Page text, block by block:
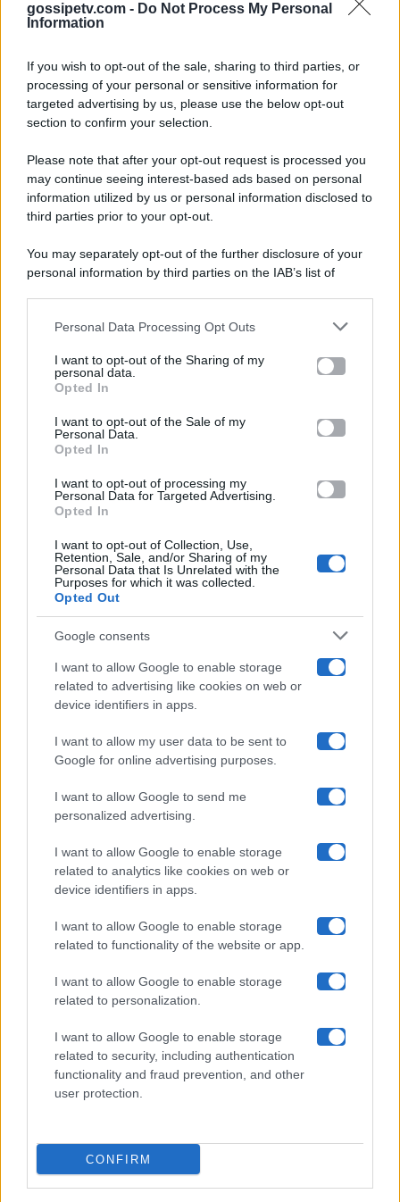
gossipetv.com - Do Not Process My Personal
Information
If you wish to opt-out of the sale, sharing to third parties, or
processing of your personal or sensitive information for
targeted advertising by us, please use the below opt-out
section to confirm your selection.
Please note that after your opt-out request is processed you
may continue seeing interest-based ads based on personal
information utilized by us or personal information disclosed to
third parties prior to your opt-out.
You may separately opt-out of the further disclosure of your
personal information by third parties on the IAB’s list of
This information may also be disclosed by us to third parties
disclose it to other third parties.
Please note that this website/app uses one or more Google
services and may gather and store information including but
not limited to your visit or usage behaviour. You may click to
grant or deny consent to Google and its third-party tags to
consent section.
Personal Data Processing Opt Outs
I want to opt-out of the Sharing of my
personal data.
Opted In
I want to opt-out of the Sale of my
Personal Data.
Opted In
I want to opt-out of processing my
Personal Data for Targeted Advertising.
Opted In
I want to opt-out of Collection, Use,
Retention, Sale, and/or Sharing of my
Personal Data that Is Unrelated with the
Purposes for which it was collected.
Opted Out
Google consents
I want to allow Google to enable storage
related to advertising like cookies on web or
device identifiers in apps.
I want to allow my user data to be sent to
Google for online advertising purposes.
I want to allow Google to send me
personalized advertising.
I want to allow Google to enable storage
related to analytics like cookies on web or
device identifiers in apps.
I want to allow Google to enable storage
related to functionality of the website or app.
I want to allow Google to enable storage
related to personalization.
I want to allow Google to enable storage
related to security, including authentication
functionality and fraud prevention, and other
user protection.
CONFIRM
Gossip e TV è un sito di MASTE S.r.l.
viale Luigi Majno n. 21 - 20129 Milano (MI)
P.Iva 10909580960
Categorie
Gossip
Televisione
Programmi TV
Amici
Ballando Con Le Stelle
Grande Fratello
Isola Dei Famosi
Uomini E Donne
Maste S.r.l.
Chi siamo
Collabora con noi
Contatti
Privacy Policy
Cookie Policy
Preferenze Privacy- Riproduzione riservata - Photo
Credits: Le immagini presenti in questo sito sono di
proprietà di Maste Srl